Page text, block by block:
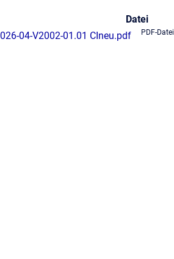
Datei
PDF-Datei
026-04-V2002-01.01 CIneu.pdf